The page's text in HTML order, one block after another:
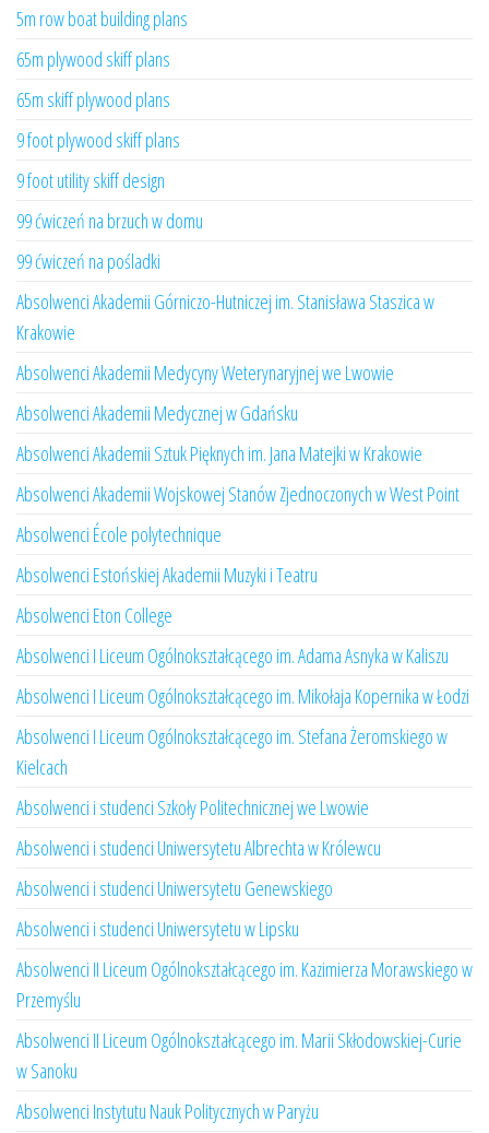
5m row boat building plans
65m plywood skiff plans
65m skiff plywood plans
9 foot plywood skiff plans
9 foot utility skiff design
99 ćwiczeń na brzuch w domu
99 ćwiczeń na pośladki
Absolwenci Akademii Górniczo-Hutniczej im. Stanisława Staszica w
Krakowie
Absolwenci Akademii Medycyny Weterynaryjnej we Lwowie
Absolwenci Akademii Medycznej w Gdańsku
Absolwenci Akademii Sztuk Pięknych im. Jana Matejki w Krakowie
Absolwenci Akademii Wojskowej Stanów Zjednoczonych w West Point
Absolwenci École polytechnique
Absolwenci Estońskiej Akademii Muzyki i Teatru
Absolwenci Eton College
Absolwenci I Liceum Ogólnokształcącego im. Adama Asnyka w Kaliszu
Absolwenci I Liceum Ogólnokształcącego im. Mikołaja Kopernika w Łodzi
Absolwenci I Liceum Ogólnokształcącego im. Stefana Żeromskiego w
Kielcach
Absolwenci i studenci Szkoły Politechnicznej we Lwowie
Absolwenci i studenci Uniwersytetu Albrechta w Królewcu
Absolwenci i studenci Uniwersytetu Genewskiego
Absolwenci i studenci Uniwersytetu w Lipsku
Absolwenci II Liceum Ogólnokształcącego im. Kazimierza Morawskiego w
Przemyślu
Absolwenci II Liceum Ogólnokształcącego im. Marii Skłodowskiej-Curie
w Sanoku
Absolwenci Instytutu Nauk Politycznych w Paryżu